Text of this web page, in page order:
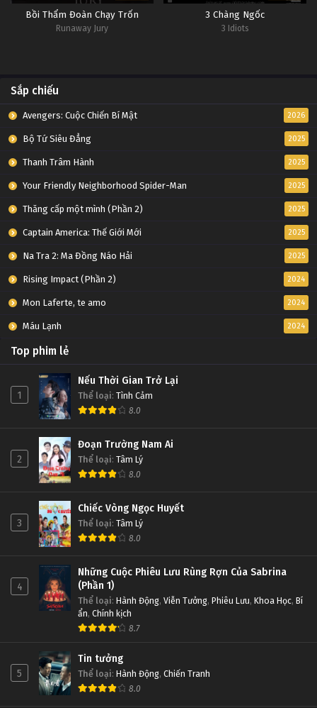
Bồi Thẩm Đoàn Chạy Trốn
Runaway Jury
3 Chàng Ngốc
3 Idiots
Sắp chiếu
Avengers: Cuộc Chiến Bí Mật 2026
Bộ Tứ Siêu Đẳng 2025
Thanh Trâm Hành 2025
Your Friendly Neighborhood Spider-Man 2025
Thăng cấp một mình (Phần 2) 2025
Captain America: Thế Giới Mới 2025
Na Tra 2: Ma Đồng Náo Hải 2025
Rising Impact (Phần 2) 2024
Mon Laferte, te amo 2024
Máu Lạnh 2024
Top phim lẻ
1
Nếu Thời Gian Trở Lại
Thể loại: Tình Cảm
8.0
2
Đoạn Trường Nam Ai
Thể loại: Tâm Lý
8.0
3
Chiếc Vòng Ngọc Huyết
Thể loại: Tâm Lý
8.0
4
Những Cuộc Phiêu Lưu Rùng Rợn Của Sabrina
(Phần 1)
Thể loại: Hành Động, Viễn Tưởng, Phiêu Lưu, Khoa Học, Bí
ẩn, Chính kịch
8.7
5
Tin tưởng
Thể loại: Hành Động, Chiến Tranh
8.0